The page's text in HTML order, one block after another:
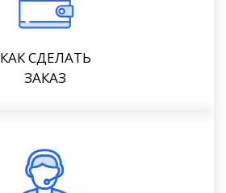
КАК СДЕЛАТЬ
ЗАКАЗ